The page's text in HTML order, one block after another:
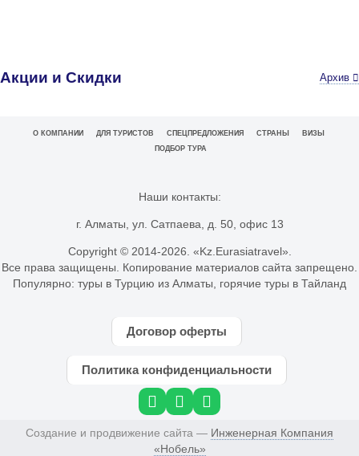
Акции и Скидки Архив
О КОМПАНИИ ДЛЯ ТУРИСТОВ СПЕЦПРЕДЛОЖЕНИЯ СТРАНЫ
ВИЗЫ
ПОДБОР ТУРА
Наши контакты:
г. Алматы, ул. Сатпаева, д. 50, офис 13
Copyright © 2014-2026. «Kz.Eurasiatravel».
Все права защищены. Копирование материалов сайта запрещено.
Популярно: туры в Турцию из Алматы горячие туры в Тайланд
Договор оферты
Политика конфиденциальности
Создание и продвижение сайта — Инженерная Компания
«Нобель»